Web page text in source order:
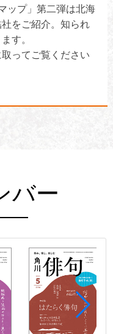
ップ」第二弾は北海
をご紹介。知られ
す。
ってご覧ください
バー